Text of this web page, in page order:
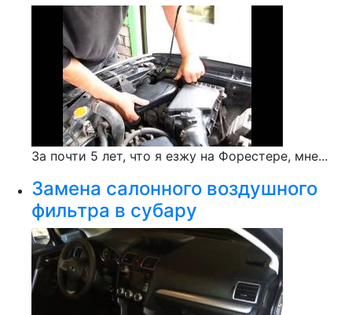
За почти 5 лет, что я езжу на Форестере, мне...
Замена салонного воздушного
фильтра в субару